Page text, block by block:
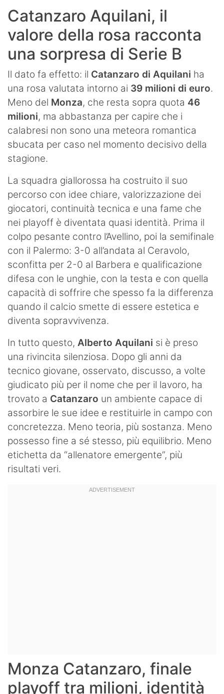
Catanzaro Aquilani, il
valore della rosa racconta
una sorpresa di Serie B
Il dato fa effetto: il Catanzaro di Aquilani ha
una rosa valutata intorno ai 39 milioni di euro.
Meno del Monza, che resta sopra quota 46
milioni, ma abbastanza per capire che i
calabresi non sono una meteora romantica
sbucata per caso nel momento decisivo della
stagione.
La squadra giallorossa ha costruito il suo
percorso con idee chiare, valorizzazione dei
giocatori, continuità tecnica e una fame che
nei playoff è diventata quasi identità. Prima il
colpo pesante contro l’Avellino, poi la semifinale
con il Palermo: 3-0 all’andata al Ceravolo,
sconfitta per 2-0 al Barbera e qualificazione
difesa con le unghie, con la testa e con quella
capacità di soffrire che spesso fa la differenza
quando il calcio smette di essere estetica e
diventa sopravvivenza.
In tutto questo, Alberto Aquilani si è preso
una rivincita silenziosa. Dopo gli anni da
tecnico giovane, osservato, discusso, a volte
giudicato più per il nome che per il lavoro, ha
trovato a Catanzaro un ambiente capace di
assorbire le sue idee e restituirle in campo con
concretezza. Meno teoria, più sostanza. Meno
possesso fine a sé stesso, più equilibrio. Meno
etichetta da “allenatore emergente”, più
risultati veri.
Monza Catanzaro, finale
playoff tra milioni, identità